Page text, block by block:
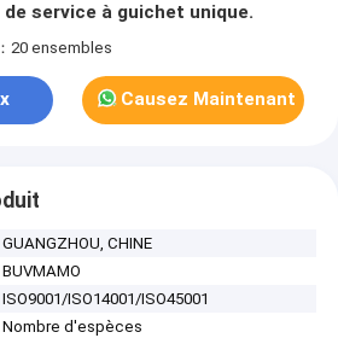
de service à guichet unique.
20 ensembles
Causez Maintenant
GUANGZHOU, CHINE
BUVMAMO
ISO9001/ISO14001/ISO45001
Nombre d'espèces